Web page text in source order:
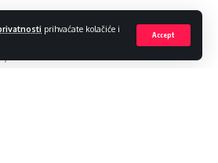
prihvaćate kolačiće i
Accept
2 Min čitanja